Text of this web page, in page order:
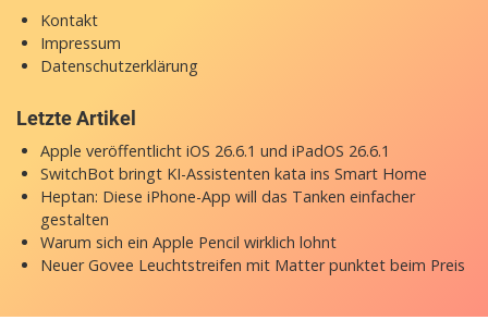
Kontakt
Impressum
Datenschutzerklärung
Letzte Artikel
Apple veröffentlicht iOS 26.6.1 und iPadOS 26.6.1
SwitchBot bringt KI-Assistenten kata ins Smart Home
Heptan: Diese iPhone-App will das Tanken einfacher
gestalten
Warum sich ein Apple Pencil wirklich lohnt
Neuer Govee Leuchtstreifen mit Matter punktet beim Preis